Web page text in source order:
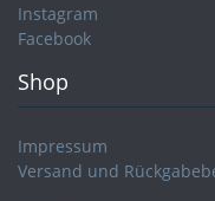
Instagram
Facebook
Shop
Impressum
Versand und